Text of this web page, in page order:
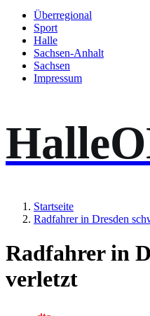
Überregional
Sport
Halle
Sachsen-Anhalt
Sachsen
Impressum
Startseite
Radfahrer in Dresden
Radfahrer in
verletzt